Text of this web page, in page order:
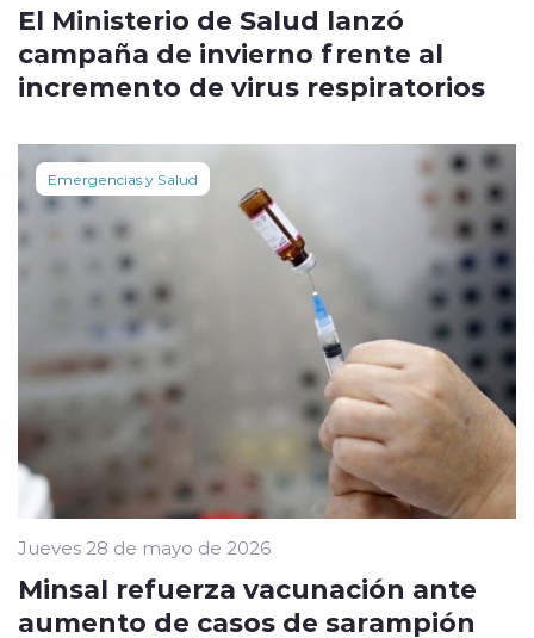
El Ministerio de Salud lanzó
campaña de invierno frente al
incremento de virus respiratorios
Emergencias y Salud
Jueves 28 de mayo de 2026
Minsal refuerza vacunación ante
aumento de casos de sarampión